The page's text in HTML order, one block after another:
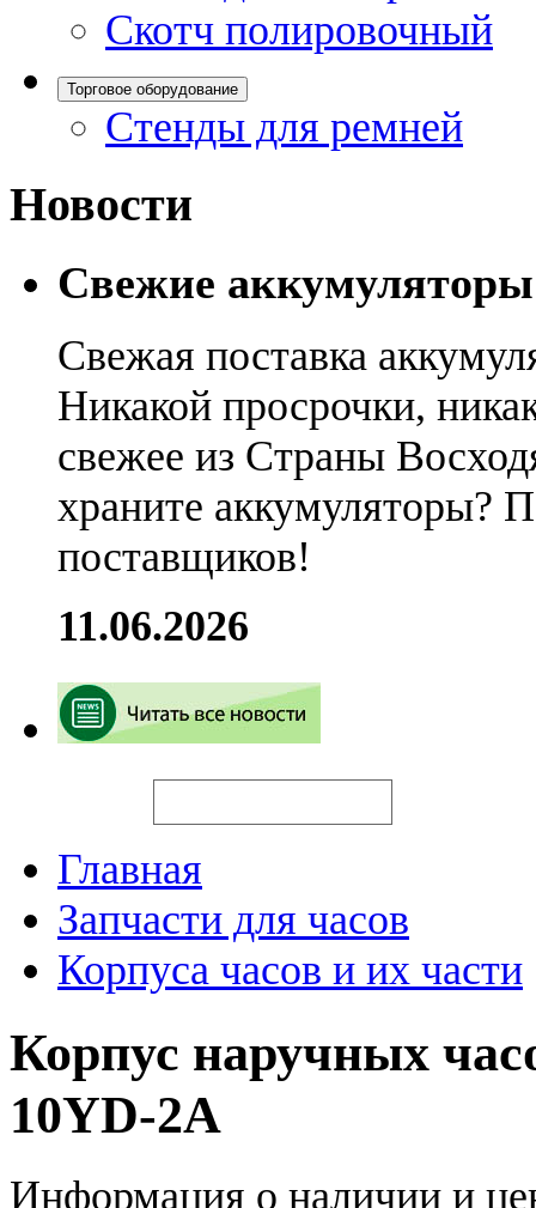
Скотч полировочный
Торговое оборудование
Стенды для ремней
Новости
Свежие
Свежая поставка
Никакой просрочки,
свежее из Страны
храните аккумуляторы?
поставщиков!
11.06.2026
Главная
Запчасти для часов
Корпуса часов и их части
Корпус наручных
10YD-2A
Информация о наличии и